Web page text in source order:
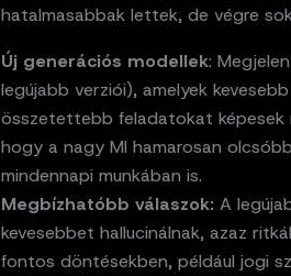
hatalmasabbak lettek, de végre
Új generációs modellek:
legújabb verziói), amelyek
összetettebb feladatokat képesek
hogy a nagy MI hamarosan
mindennapi munkában is.
Megbízhatóbb válaszok: A
kevesebbet hallucinálnak, azaz
fontos döntésekben, például jogi